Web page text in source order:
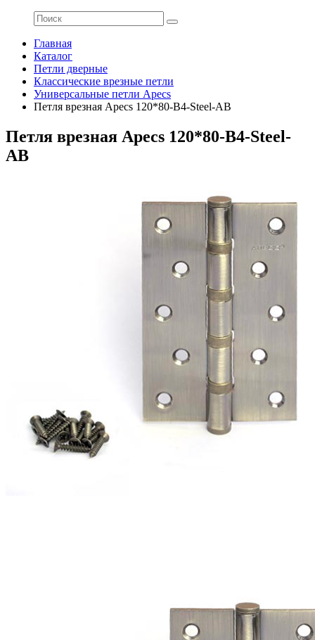
Главная
Каталог
Петли дверные
Классические врезные петли
Универсальные петли Apecs
Петля врезная Apecs 120*80-B4-Steel-AB
Петля врезная Apecs 120*80-B4-Steel-
AB